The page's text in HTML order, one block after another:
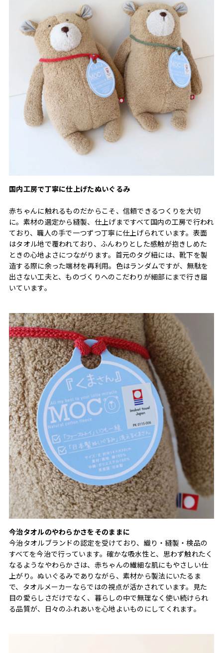
国内工房で丁寧に仕上げたぬいぐるみ
赤ちゃんに触れるものだからこそ、信頼できるつくりを大切
に。素材の選定から縫製、仕上げまですべて国内の工房で行われ
ており、職人の手で一つずつ丁寧に仕上げられています。表面
はタオル地で覆われており、ふんわりとした感触が抱きしめた
ときの心地よさにつながります。首元のタグ紐には、靴下を製
造する際に余った端材を再利用。色はランダムですが、無駄を
出さない工夫と、ものづくりへのこだわりが細部にまで行き届
いています。
今治タオルのやわらかさをそのままに
今治タオルブランドの認定を受けており、織り・縫製・検品の
すべてを今治で行っています。確かな吸水性と、思わず触れたく
なるようなやわらかさは、赤ちゃんの繊細な肌にもやさしい仕
上がり。ぬいぐるみでありながら、素材から製法にいたるま
で、タオルメーカーならではの視点が活かされています。見た
目の愛らしさだけでなく、暮らしの中で無理なく使い続けられ
る品質が、日々のふれあいを心地よいものにしてくれます。